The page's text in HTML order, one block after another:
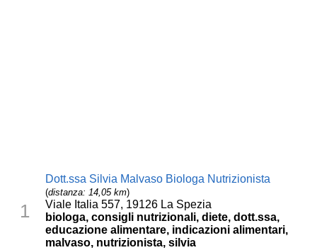
1
Dott.ssa Silvia Malvaso Biologa Nutrizionista
(distanza: 14,05 km)
Viale Italia 557, 19126 La Spezia
biologa, consigli nutrizionali, diete, dott.ssa,
educazione alimentare, indicazioni alimentari,
malvaso, nutrizionista, silvia